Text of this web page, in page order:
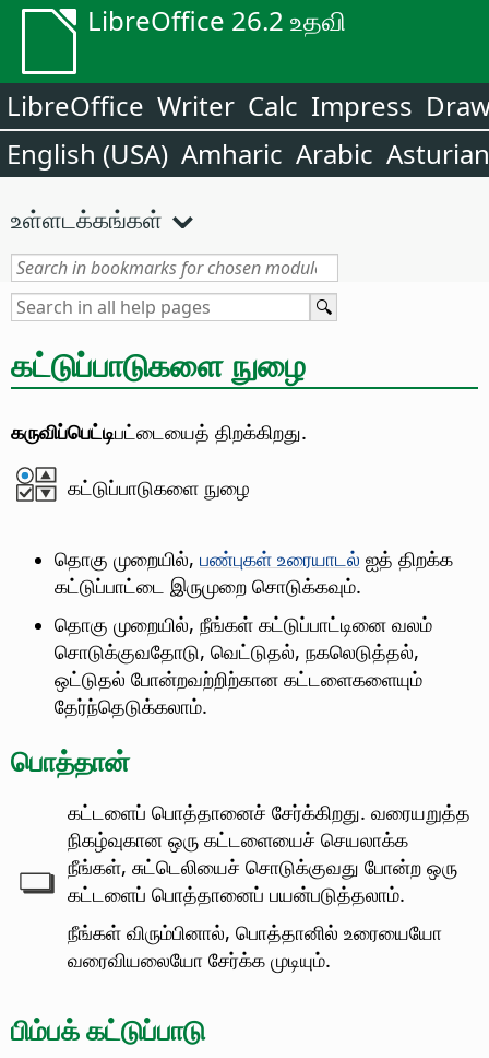
LibreOffice 26.2 உதவி
LibreOffice Writer Calc Impress
English (USA) Amharic Arabic Asturian
உள்ளடக்கங்கள்
கட்டுப்பாடுகளை நுழை
கருவிப்பெட்டிபட்டையைத் திறக்கிறது.
கட்டுப்பாடுகளை நுழை
தொகு முறையில், பண்புகள் உரையாடல் ஐத் திறக்க
கட்டுப்பாட்டை இருமுறை சொடுக்கவும்.
தொகு முறையில், நீங்கள் கட்டுப்பாட்டினை வலம்
சொடுக்குவதோடு, வெட்டுதல், நகலெடுத்தல்,
ஒட்டுதல் போன்றவற்றிற்கான கட்டளைகளையும்
தேர்ந்தெடுக்கலாம்.
பொத்தான்
கட்டளைப் பொத்தானைச் சேர்க்கிறது.வரையறுத்த
நிகழ்வுகான ஒரு கட்டளையைச் செயலாக்க
நீங்கள், சுட்டெலியைச் சொடுக்குவது போன்ற ஒரு
கட்டளைப் பொத்தானைப் பயன்படுத்தலாம்.
நீங்கள் விரும்பினால், பொத்தானில் உரையையோ
வரைவியலையோ சேர்க்க முடியும்.
பிம்பக் கட்டுப்பாடு